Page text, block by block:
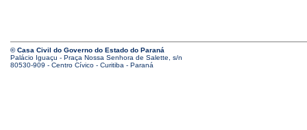
© Casa Civil do Governo do Estado do Paraná
Palácio Iguaçu - Praça Nossa Senhora de Salette, s/n
80530-909 - Centro Cívico - Curitiba - Paraná